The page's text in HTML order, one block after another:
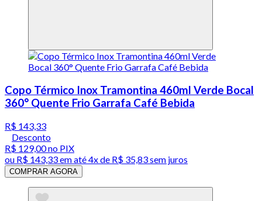
Copo Térmico Inox Tramontina 460ml Verde Bocal
360° Quente Frio Garrafa Café Bebida
R$ 143,33
Desconto
R$ 129,00no PIX
ou R$ 143,33em até4x de R$ 35,83 sem juros
COMPRAR AGORA